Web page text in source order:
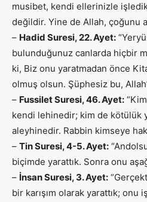
musibet, kendi ellerinizle
değildir. Yine de Allah, çoğunu
– Hadid Suresi, 22. Ayet:
bulunduğunuz canlarda hiçbir
ki, Biz onu yaratmadan önce
olmuş olsun. Şüphesiz bu,
– Fussilet Suresi, 46. Ayet:
kendi lehinedir; kim de kötülük
aleyhinedir. Rabbin kimseye
– Tin Suresi, 4-5. Ayet:
biçimde yarattık. Sonra onu
– İnsan Suresi, 3. Ayet:
bir karışım olarak yarattık;